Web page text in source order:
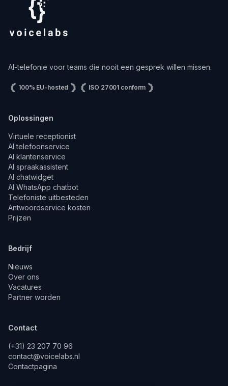
AI-telefonie voor teams die nooit een gesprek willen missen.
100% EU-hosted ISO 27001 conform
Oplossingen
Virtuele receptionist
AI telefoonservice
AI klantenservice
AI spraakassistent
AI chatwidget
AI WhatsApp chatbot
Telefoniste uitbesteden
Antwoordservice kosten
Prijzen
Bedrijf
Nieuws
Over ons
Vacatures
Partner worden
Contact
(+31) 23 207 70 96
contact@voicelabs.nl
Contactpagina